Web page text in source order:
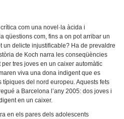
com una novel·la àcida i
qüestions com, fins a on pot arribar un
un delicte injustificable? Ha de prevaldre
de Koch narra les conseqüències
tres joves en un caixer automàtic
viva una dona indigent que es
del nord europeu. Aquests fets
a Barcelona l’any 2005: dos joves i
en un caixer.
en els pares dels adolescents